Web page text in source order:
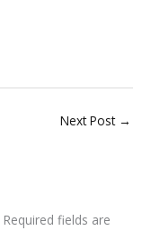
Next Post →
Required fields are